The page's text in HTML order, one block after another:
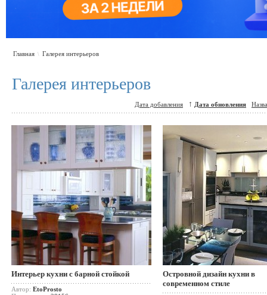
Главная \ Галерея интерьеров
Галерея интерьеров
Дата добавления ↑ Дата обновления
Интерьер кухни с барной стойкой
Автор: EtoProsto
Островной дизайн кухни в
современном стиле